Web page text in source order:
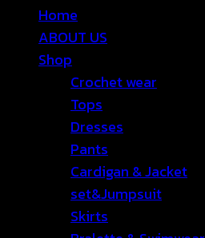
Home
ABOUT US
Shop
Crochet wear
Tops
Dresses
Pants
Cardigan & Jacket
set&Jumpsuit
Skirts